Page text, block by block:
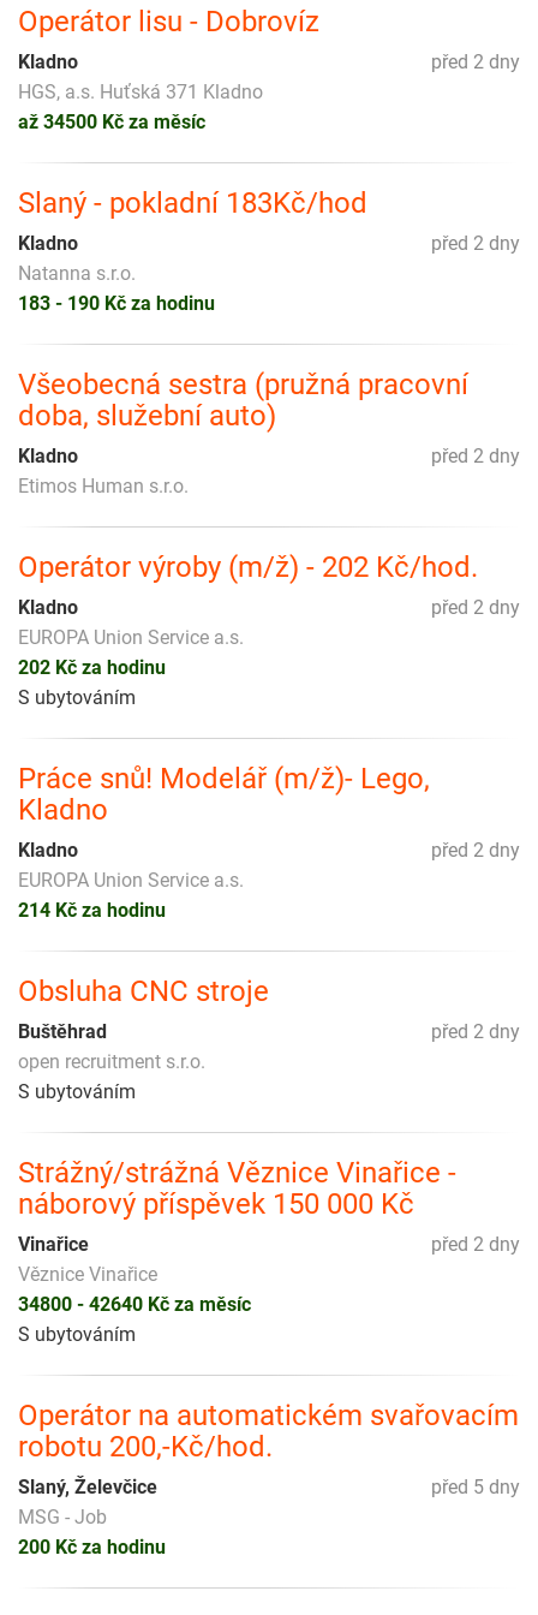
Operátor lisu - Dobrovíz
před 2 dny
Kladno
HGS, a.s. Huťská 371 Kladno
až 34500 Kč za měsíc
Slaný - pokladní 183Kč/hod
před 2 dny
Kladno
Natanna s.r.o.
183 - 190 Kč za hodinu
Všeobecná sestra (pružná pracovní
doba, služební auto)
před 2 dny
Kladno
Etimos Human s.r.o.
Operátor výroby (m/ž) - 202 Kč/hod.
před 2 dny
Kladno
EUROPA Union Service a.s.
202 Kč za hodinu
S ubytováním
Práce snů! Modelář (m/ž)- Lego,
Kladno
před 2 dny
Kladno
EUROPA Union Service a.s.
214 Kč za hodinu
Obsluha CNC stroje
před 2 dny
Buštěhrad
open recruitment s.r.o.
S ubytováním
Strážný/strážná Věznice Vinařice -
náborový příspěvek 150 000 Kč
před 2 dny
Vinařice
Věznice Vinařice
34800 - 42640 Kč za měsíc
S ubytováním
Operátor na automatickém svařovacím
robotu 200,-Kč/hod.
před 5 dny
Slaný, Želevčice
MSG - Job
200 Kč za hodinu